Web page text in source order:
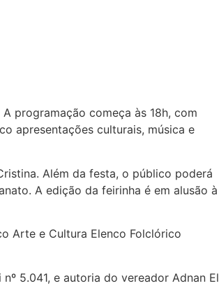
programação começa às 18h, com
apresentações culturais, música e
Além da festa, o público poderá
A edição da feirinha é em alusão à
Arte e Cultura Elenco Folclórico
5.041, e autoria do vereador Adnan El